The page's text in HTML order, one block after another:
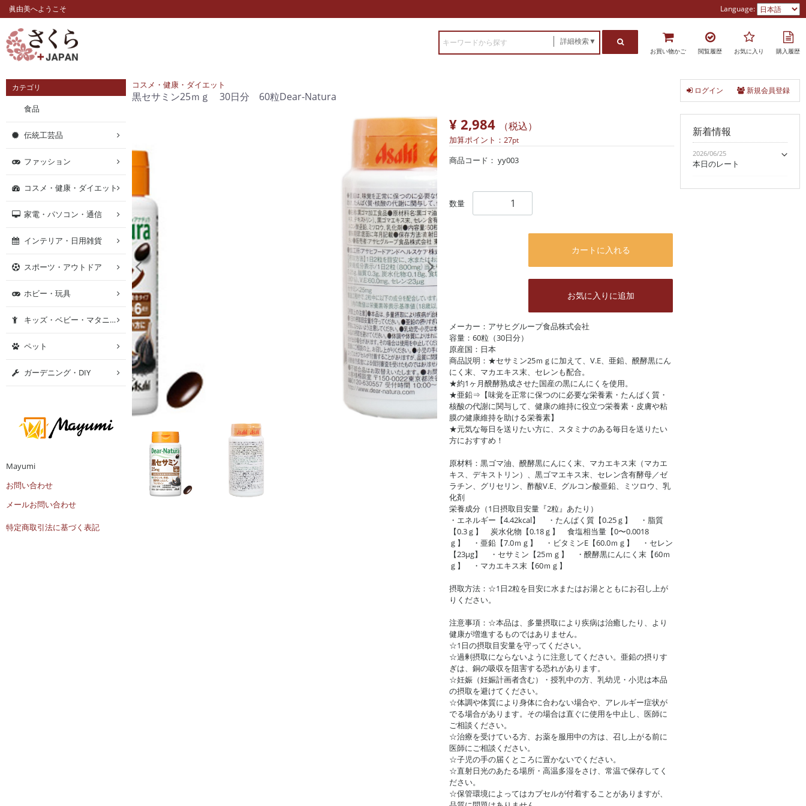
眞由美へようこそ Language:
詳細検索▼
お買い物かご 閲覧履歴 お気に入り 購入履歴
コスメ・健康・ダイエット
黒セサミン25ｍｇ 30日分 60粒Dear-Natura
¥ 2,984 （税込）
加算ポイント： 27pt
商品コード： yy003
数量
カートに入れる
お気に入りに追加
メーカー：アサヒグループ食品株式会社
容量：60粒（30日分）
原産国：日本
商品説明：★セサミン25ｍｇに加えて、V.E、亜鉛、醗酵黒にん
にく末、マカエキス末、セレンも配合。
★約1ヶ月醗酵熟成させた国産の黒にんにくを使用。
★亜鉛⇒【味覚を正常に保つのに必要な栄養素・たんぱく質・
核酸の代謝に関与して、健康の維持に役立つ栄養素・皮膚や粘
膜の健康維持を助ける栄養素】
★元気な毎日を送りたい方に、スタミナのある毎日を送りたい
方におすすめ！
原材料：黒ゴマ油、醗酵黒にんにく末、マカエキス末（マカエ
キス、デキストリン）、黒ゴマエキス末、セレン含有酵母／ゼ
ラチン、グリセリン、酢酸V.E、グルコン酸亜鉛、ミツロウ、乳
化剤
栄養成分（1日摂取目安量『2粒』あたり）
・エネルギー【4.42kcal】 ・たんぱく質【0.25ｇ】 ・脂質
【0.3ｇ】 炭水化物【0.18ｇ】 食塩相当量【0〜0.0018
ｇ】 ・亜鉛【7.0ｍｇ】 ・ビタミンE【60.0ｍｇ】 ・セレン
【23μg】 ・セサミン【25ｍｇ】 ・醗酵黒にんにく末【60ｍ
ｇ】 ・マカエキス末【60ｍｇ】
摂取方法：☆1日2粒を目安に水またはお湯とともにお召し上が
りください。
注意事項：☆本品は、多量摂取により疾病は治癒したり、より
健康が増進するものではありません。
☆1日の摂取目安量を守ってください。
☆過剰摂取にならないように注意してください。亜鉛の摂りす
ぎは、銅の吸収を阻害する恐れがあります。
☆妊娠（妊娠計画者含む）・授乳中の方、乳幼児・小児は本品
の摂取を避けてください。
☆体調や体質により身体に合わない場合や、アレルギー症状が
でる場合があります。その場合は直ぐに使用を中止し、医師に
ご相談ください。
☆治療を受けている方、お薬を服用中の方は、召し上がる前に
医師にご相談ください。
☆子児の手の届くところに置かないでください。
☆直射日光のあたる場所・高温多湿をさけ、常温で保存してく
ださい。
☆保管環境によってはカプセルが付着することがありますが、
カテゴリ
食品
伝統工芸品
ファッション
コスメ・健康・ダイエット
家電・パソコン・通信
インテリア・日用雑貨
スポーツ・アウトドア
ホビー・玩具
キッズ・ベビー・マタニティ
ペット
ガーデニング・DIY
Mayumi
お問い合わせ
メールお問い合わせ
特定商取引法に基づく表記
ログイン 新規会員登録
新着情報
2026/06/25
本日のレート